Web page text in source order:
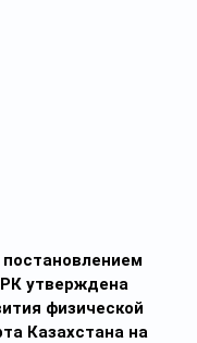
утверждена
физической
Казахстана на